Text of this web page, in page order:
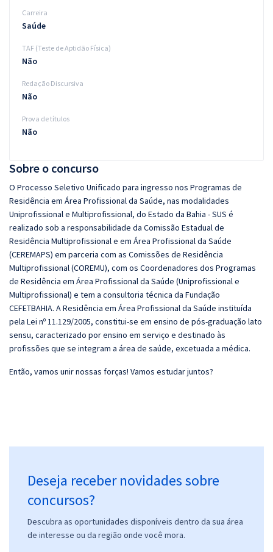
Sobre o concurso
O Processo Seletivo Unificado para ingresso nos Programas de
Residência em Área Profissional da Saúde, nas modalidades
Uniprofissional e Multiprofissional, do Estado da Bahia - SUS é
realizado sob a responsabilidade da Comissão Estadual de
Residência Multiprofissional e em Área Profissional da Saúde
(CEREMAPS) em parceria com as Comissões de Residência
Multiprofissional (COREMU), com os Coordenadores dos Programas
de Residência em Área Profissional da Saúde (Uniprofissional e
Multiprofissional) e tem a consultoria técnica da Fundação
CEFETBAHIA. A Residência em Área Profissional da Saúde instituída
pela Lei nº 11.129/2005, constitui-se em ensino de pós-graduação lato
sensu, caracterizado por ensino em serviço e destinado às
profissões que se integram a área de saúde, excetuada a médica.
Então, vamos unir nossas forças! Vamos estudar juntos?
Deseja receber novidades sobre
concursos?
Descubra as oportunidades disponíveis dentro da sua área
de interesse ou da região onde você mora.
Carreira
Saúde
TAF (Teste de Aptidão Física)
Não
Redação Discursiva
Não
Prova de títulos
Não